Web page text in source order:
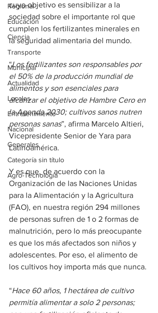
Regional
Educación
Ciencia
Transporte
Municipal
Actualidad
Locales
Entretenimiento
Nacional
Generales
Categoría sin título
Agro-Tecnología
cuyo objetivo es sensibilizar a la
sociedad sobre el importante rol que
cumplen los fertilizantes minerales en
la seguridad alimentaria del mundo.
“Los fertilizantes son responsables por
el 50% de la producción mundial de
alimentos y son esenciales para
alcanzar el objetivo de Hambre Cero en
la Agenda 2030; cultivos sanos nutren
personas sanas”, afirma Marcelo Altieri,
Vicepresidente Senior de Yara para
Latinoamérica.
Y es que, de acuerdo con la
Organización de las Naciones Unidas
para la Alimentación y la Agricultura
(FAO), en nuestra región 294 millones
de personas sufren de 1 o 2 formas de
malnutrición, pero lo más preocupante
es que los más afectados son niños y
adolescentes. Por eso, el alimento de
los cultivos hoy importa más que nunca.
“Hace 60 años, 1 hectárea de cultivo
permitía alimentar a solo 2 personas;